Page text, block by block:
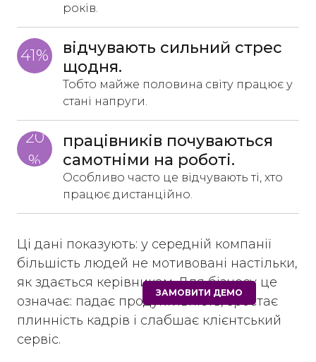
років.
41%
відчувають сильний стрес
щодня.
Тобто майже половина світу працює у
стані напруги.
20
%
працівників почуваються
самотніми на роботі.
Особливо часто це відчувають ті, хто
працює дистанційно.
Ці дані показують: у середній компанії
більшість людей не мотивовані настільки,
як здається керівникам. Для бізнесу це
означає: падає продуктивність, зростає
плинність кадрів і слабшає клієнтський
сервіс.
ЗАМОВИТИ ДЕМО